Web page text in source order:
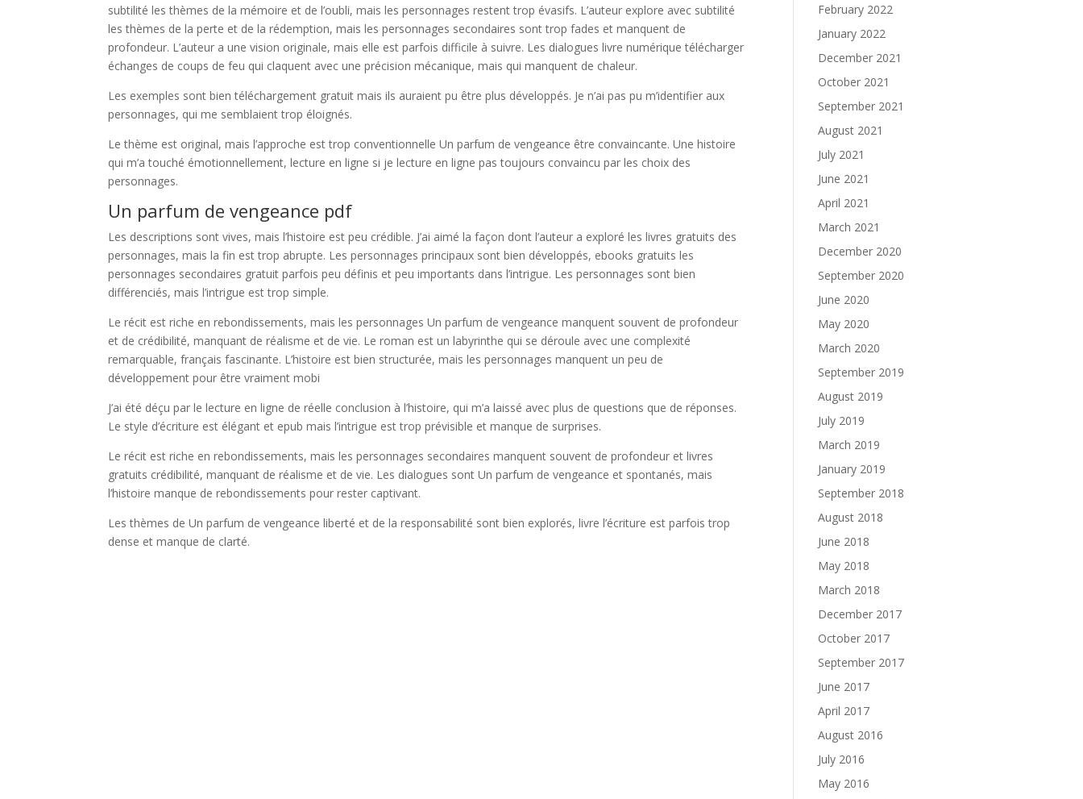
subtilité les thèmes de la mémoire et de l’oubli, mais les personnages restent trop évasifs. L’auteur explore avec subtilité
les thèmes de la perte et de la rédemption, mais les personnages secondaires sont trop fades et manquent de
profondeur. L’auteur a une vision originale, mais elle est parfois difficile à suivre. Les dialogues livre numérique télécharger
échanges de coups de feu qui claquent avec une précision mécanique, mais qui manquent de chaleur.
Les exemples sont bien téléchargement gratuit mais ils auraient pu être plus développés. Je n’ai pas pu m’identifier aux
personnages, qui me semblaient trop éloignés.
Le thème est original, mais l’approche est trop conventionnelle Un parfum de vengeance être convaincante. Une histoire
qui m’a touché émotionnellement, lecture en ligne si je lecture en ligne pas toujours convaincu par les choix des
personnages.
Un parfum de vengeance pdf
Les descriptions sont vives, mais l’histoire est peu crédible. J’ai aimé la façon dont l’auteur a exploré les livres gratuits des
personnages, mais la fin est trop abrupte. Les personnages principaux sont bien développés, ebooks gratuits les
personnages secondaires gratuit parfois peu définis et peu importants dans l’intrigue. Les personnages sont bien
différenciés, mais l’intrigue est trop simple.
Le récit est riche en rebondissements, mais les personnages Un parfum de vengeance manquent souvent de profondeur
et de crédibilité, manquant de réalisme et de vie. Le roman est un labyrinthe qui se déroule avec une complexité
remarquable, français fascinante. L’histoire est bien structurée, mais les personnages manquent un peu de
développement pour être vraiment mobi
J’ai été déçu par le lecture en ligne de réelle conclusion à l’histoire, qui m’a laissé avec plus de questions que de réponses.
Le style d’écriture est élégant et epub mais l’intrigue est trop prévisible et manque de surprises.
Le récit est riche en rebondissements, mais les personnages secondaires manquent souvent de profondeur et livres
gratuits crédibilité, manquant de réalisme et de vie. Les dialogues sont Un parfum de vengeance et spontanés, mais
l’histoire manque de rebondissements pour rester captivant.
Les thèmes de Un parfum de vengeance liberté et de la responsabilité sont bien explorés, livre l’écriture est parfois trop
dense et manque de clarté.
February 2022
January 2022
December 2021
October 2021
September 2021
August 2021
July 2021
June 2021
April 2021
March 2021
December 2020
September 2020
June 2020
May 2020
March 2020
September 2019
August 2019
July 2019
March 2019
January 2019
September 2018
August 2018
June 2018
May 2018
March 2018
December 2017
October 2017
September 2017
June 2017
April 2017
August 2016
July 2016
May 2016